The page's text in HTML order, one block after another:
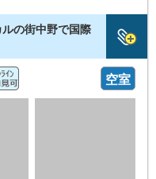
ルの街中野で国際
空室